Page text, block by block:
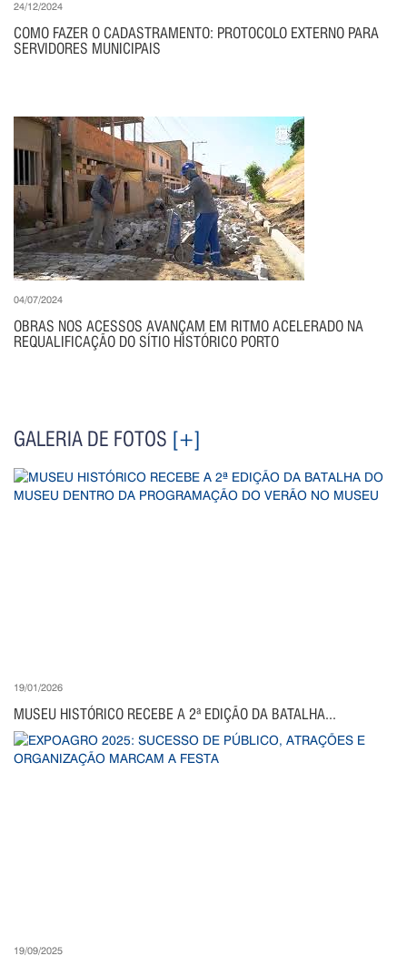
24/12/2024
COMO FAZER O CADASTRAMENTO: PROTOCOLO EXTERNO PARA
SERVIDORES MUNICIPAIS
04/07/2024
OBRAS NOS ACESSOS AVANÇAM EM RITMO ACELERADO NA
REQUALIFICAÇÃO DO SÍTIO HISTÓRICO PORTO
GALERIA DE FOTOS [+]
19/01/2026
MUSEU HISTÓRICO RECEBE A 2ª EDIÇÃO DA BATALHA...
19/09/2025